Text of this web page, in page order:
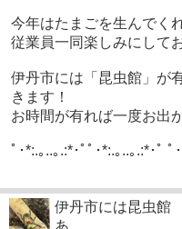
今年はたまごを生んでく
従業員一同楽しみにして
伊丹市には「昆虫館」が
きます！
お時間が有れば一度お出
ﾟ･*:.｡..｡.:*･ﾟﾟ･*:.｡..｡.:*･ﾟ ﾟ
伊丹市には昆虫館